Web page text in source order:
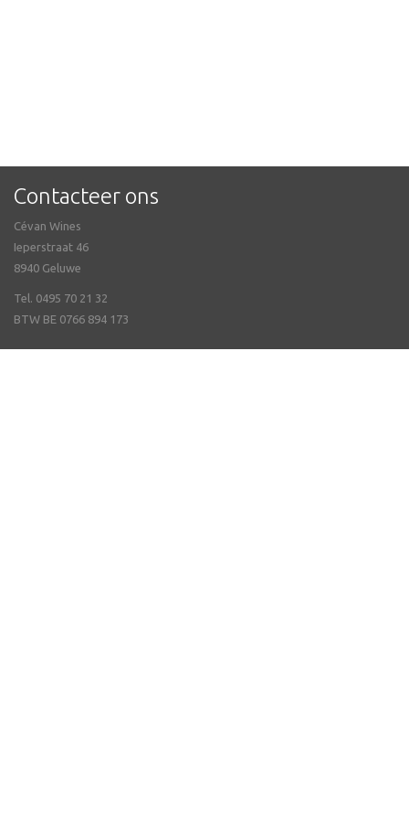
Contacteer ons
Cévan Wines
Ieperstraat 46
8940 Geluwe
Tel. 0495 70 21 32
BTW BE 0766 894 173